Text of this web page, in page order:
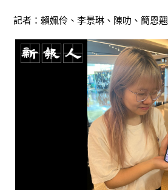
記者：賴姵伶、李景琳、陳叻、簡恩翹